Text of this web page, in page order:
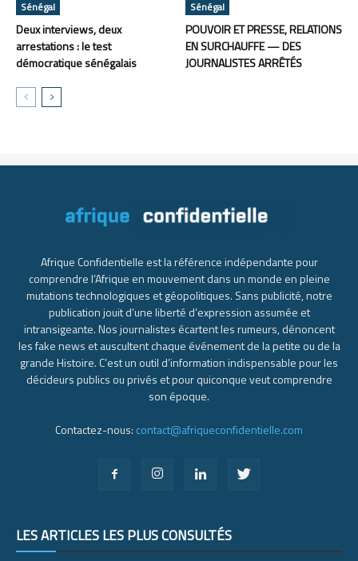
Sénégal
Deux interviews, deux
arrestations : le test
démocratique sénégalais
Sénégal
POUVOIR ET PRESSE, RELATIONS
EN SURCHAUFFE — DES
JOURNALISTES ARRÊTÉS
Afrique Confidentielle est la référence indépendante pour
comprendre l’Afrique en mouvement dans un monde en pleine
mutations technologiques et géopolitiques. Sans publicité, notre
publication jouit d’une liberté d’expression assumée et
intransigeante. Nos journalistes écartent les rumeurs, dénoncent
les fake news et auscultent chaque événement de la petite ou de la
grande Histoire. C’est un outil d’information indispensable pour les
décideurs publics ou privés et pour quiconque veut comprendre
son époque.
Contactez-nous: contact@afriqueconfidentielle.com
LES ARTICLES LES PLUS CONSULTÉS